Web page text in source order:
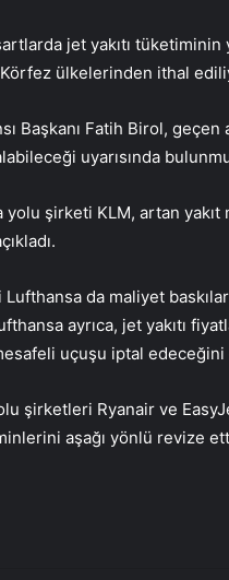
jet yakıtı tüketiminin
ülkelerinden ithal
Başkanı Fatih Birol, geçen
uyarısında
yolu şirketi KLM, artan
da maliyet
ayrıca, jet yakıtı
uçuşu iptal
şirketleri Ryanair ve
aşağı yönlü revize